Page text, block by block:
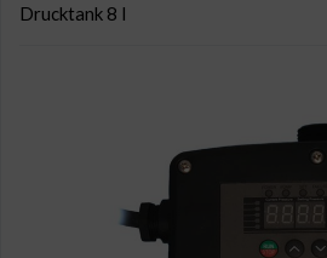
Drucktank 8 l